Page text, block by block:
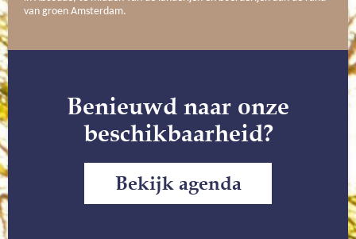
van groen Amsterdam.
Benieuwd naar onze
beschikbaarheid?
Bekijk agenda